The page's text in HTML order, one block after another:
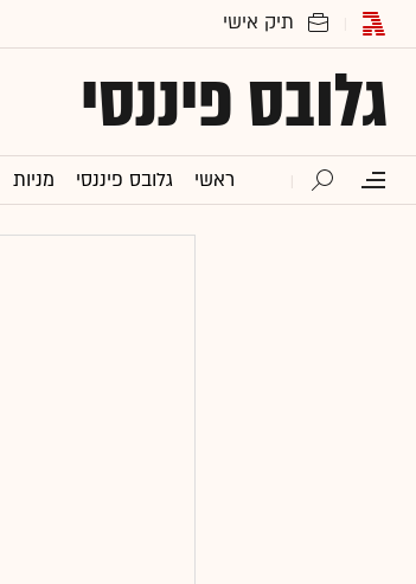
גלובס פיננסי
ראשי גלובס פיננסי מניות